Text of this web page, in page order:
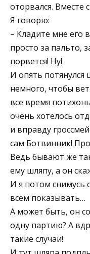
оторвался. Вместе
Я говорю:
– Кладите мне его
просто за пальто,
порвется! Ну!
И опять
немного, чтобы
все время
очень хотелось
и вправду
сам Ботвинник!
Ведь бывают же
ему шляпу, а он
И я потом снимусь
всем показывать…
А может быть, он
одну партию? А
такие случаи!